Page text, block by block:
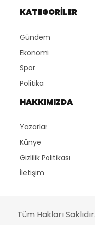
KATEGORİLER
Gündem
Ekonomi
Spor
Politika
HAKKIMIZDA
Yazarlar
Künye
Gizlilik Politikası
İletişim
Tüm Hakları